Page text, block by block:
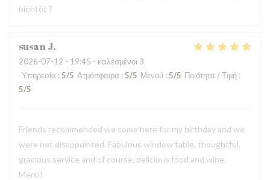
bientôt ?
susanJ
2026-07-12 - 19:45 - καλεσμένοι 3
Υπηρεσία : 5/5 Ατμόσφαιρα : 5/5 Μενού : 5/5 Ποιότητα / Τιμή :
5/5
Friends recommended we come here for my birthday and we
were not disappointed. Fabulous window table, thoughtful,
gracious service and of course, delicious food and wine.
Merci!